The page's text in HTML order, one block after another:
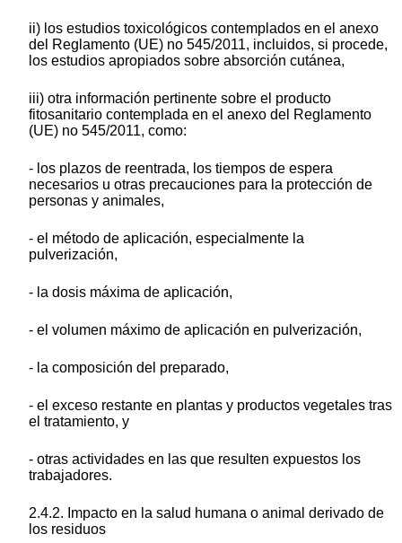
ii) los estudios toxicológicos contemplados en el anexo
del Reglamento (UE) no 545/2011, incluidos, si procede,
los estudios apropiados sobre absorción cutánea,
iii) otra información pertinente sobre el producto
fitosanitario contemplada en el anexo del Reglamento
(UE) no 545/2011, como:
- los plazos de reentrada, los tiempos de espera
necesarios u otras precauciones para la protección de
personas y animales,
- el método de aplicación, especialmente la
pulverización,
- la dosis máxima de aplicación,
- el volumen máximo de aplicación en pulverización,
- la composición del preparado,
- el exceso restante en plantas y productos vegetales tras
el tratamiento, y
- otras actividades en las que resulten expuestos los
trabajadores.
2.4.2. Impacto en la salud humana o animal derivado de
los residuos